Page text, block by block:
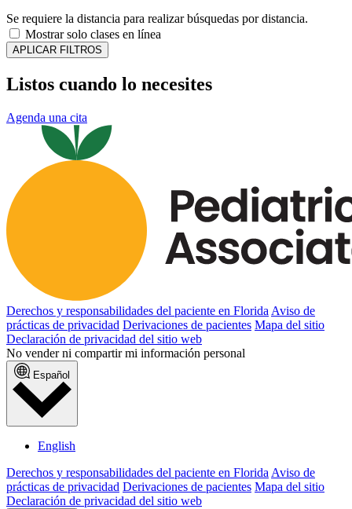
Se requiere la distancia para realizar búsquedas por distancia.
Mostrar solo clases en línea
APLICAR FILTROS
Listos cuando lo necesites
Agenda una cita
Derechos y responsabilidades del paciente en Florida Aviso de
prácticas de privacidad Derivaciones de pacientes Mapa del sitio
Declaración de privacidad del sitio web
No vender ni compartir mi información personal
Español
English
Derechos y responsabilidades del paciente en Florida Aviso de
prácticas de privacidad Derivaciones de pacientes Mapa del sitio
Declaración de privacidad del sitio web